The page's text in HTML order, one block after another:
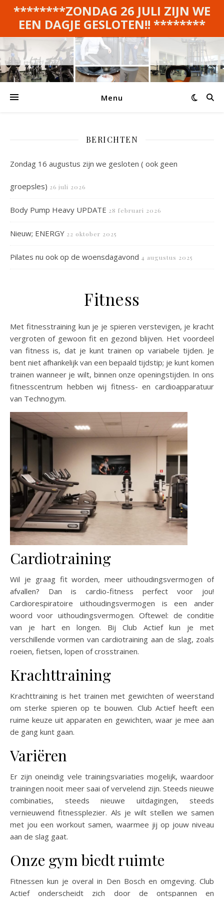
********ZONDAG 26 JULI ZIJN WE
EEN DAGJE GESLOTEN!! ********
Menu
BERICHTEN
Zondag 16 augustus zijn we gesloten ( ook geen
groepsles) 26 juli 2026
Body Pump Heavy UPDATE 28 februari 2026
Nieuw; ENERGY 22 oktober 2025
Pilates nu ook op de woensdagavond 4 augustus 2025
Fitness
Met fitnesstraining kun je je spieren verstevigen, je kracht
vergroten of gewoon fit en gezond blijven. Het voordeel
van fitness is, dat je kunt trainen op variabele tijden. Je
bent niet afhankelijk van een bepaald tijdstip; je kunt komen
trainen wanneer je wilt, binnen onze openingstijden. In ons
fitnesscentrum hebben wij fitness- en cardioapparatuur
van Technogym.
Cardiotraining
Wil je graag fit worden, meer uithoudingsvermogen of
afvallen? Dan is cardio-fitness perfect voor jou!
Cardiorespiratoire uithoudingsvermogen is een ander
woord voor uithoudingsvermogen. Oftewel: de conditie
van je hart en longen. Bij Club Actief kun je met
verschillende vormen van cardiotraining aan de slag, zoals
roeien, fietsen, lopen of crosstrainen.
Krachttraining
Krachttraining is het trainen met gewichten of weerstand
om sterke spieren op te bouwen. Club Actief heeft een
ruime keuze uit apparaten en gewichten, waar je mee aan
de gang kunt gaan.
Variëren
Er zijn oneindig vele trainingsvariaties mogelijk, waardoor
trainingen nooit meer saai of vervelend zijn. Steeds nieuwe
combinaties, steeds nieuwe uitdagingen, steeds
vernieuwend fitnessplezier. Als je wilt stellen we samen
met jou een workout samen, waarmee jij op jouw niveau
aan de slag gaat.
Onze gym biedt ruimte
Fitnessen kun je overal in Den Bosch en omgeving. Club
Actief onderscheidt zich door de ontspannen en